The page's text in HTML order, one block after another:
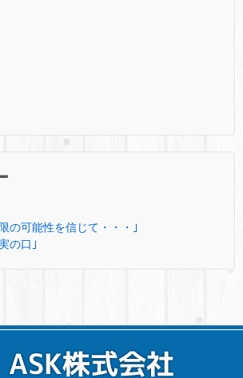
の可能性を信じて・・・｣
の口｣